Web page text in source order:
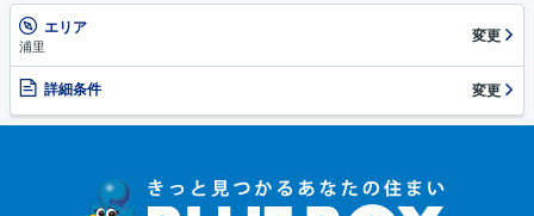
エリア
浦里
変更
詳細条件 変更